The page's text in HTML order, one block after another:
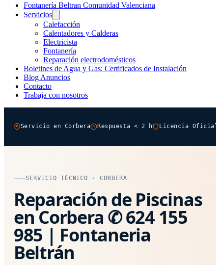
Fontanería Beltran Comunidad Valenciana
Servicios
Calefacción
Calentadores y Calderas
Electricista
Fontanería
Reparación electrodomésticos
Boletines de Agua y Gas: Certificados de Instalación
Blog Anuncios
Contacto
Trabaja con nosotros
Servicio en Corbera Respuesta < 2 h Licencia Oficial
SERVICIO TÉCNICO · CORBERA
Reparación de Piscinas
en Corbera ✆ 624 155
985 | Fontaneria
Beltrán